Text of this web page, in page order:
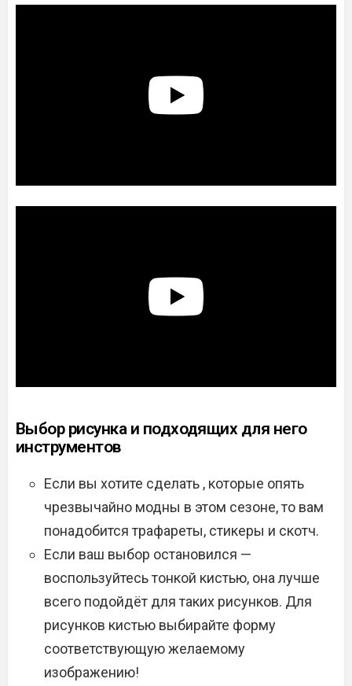
Выбор рисунка и подходящих для него
инструментов
Если вы хотите сделать , которые опять
чрезвычайно модны в этом сезоне, то вам
понадобится трафареты, стикеры и скотч.
Если ваш выбор остановился —
воспользуйтесь тонкой кистью, она лучше
всего подойдёт для таких рисунков. Для
рисунков кистью выбирайте форму
соответствующую желаемому
изображению!